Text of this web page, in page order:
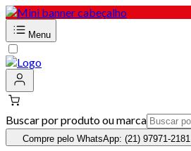
Menu
Buscar por produto ou marca
Compre pelo WhatsApp: (21) 97971-2181